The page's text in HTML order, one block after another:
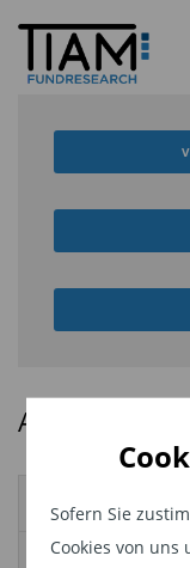
Sofern Sie
Cookies von uns
Ausgewählte
ING